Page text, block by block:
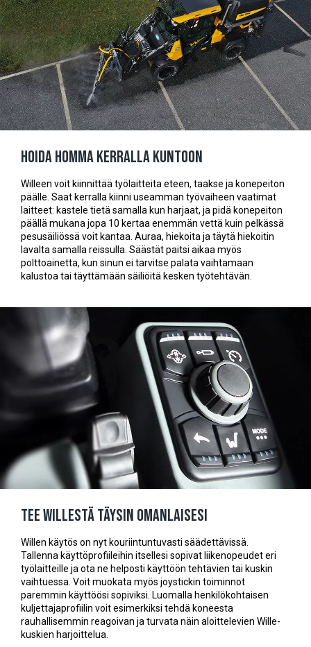
Hoida homma kerralla kuntoon
Willeen voit kiinnittää työlaitteita eteen, taakse ja konepeiton
päälle. Saat kerralla kiinni useamman työvaiheen vaatimat
laitteet: kastele tietä samalla kun harjaat, ja pidä konepeiton
päällä mukana jopa 10 kertaa enemmän vettä kuin pelkässä
pesusäiliössä voit kantaa. Auraa, hiekoita ja täytä hiekoitin
lavalta samalla reissulla. Säästät paitsi aikaa myös
polttoainetta, kun sinun ei tarvitse palata vaihtamaan
kalustoa tai täyttämään säiliöitä kesken työtehtävän.
Tee Willestä täysin omanlaisesi
Willen käytös on nyt kouriintuntuvasti säädettävissä.
Tallenna käyttöprofiileihin itsellesi sopivat liikenopeudet eri
työlaitteille ja ota ne helposti käyttöön tehtävien tai kuskin
vaihtuessa. Voit muokata myös joystickin toiminnot
paremmin käyttöösi sopiviksi. Luomalla henkilökohtaisen
kuljettajaprofiilin voit esimerkiksi tehdä koneesta
rauhallisemmin reagoivan ja turvata näin aloittelevien Wille-
kuskien harjoittelua.